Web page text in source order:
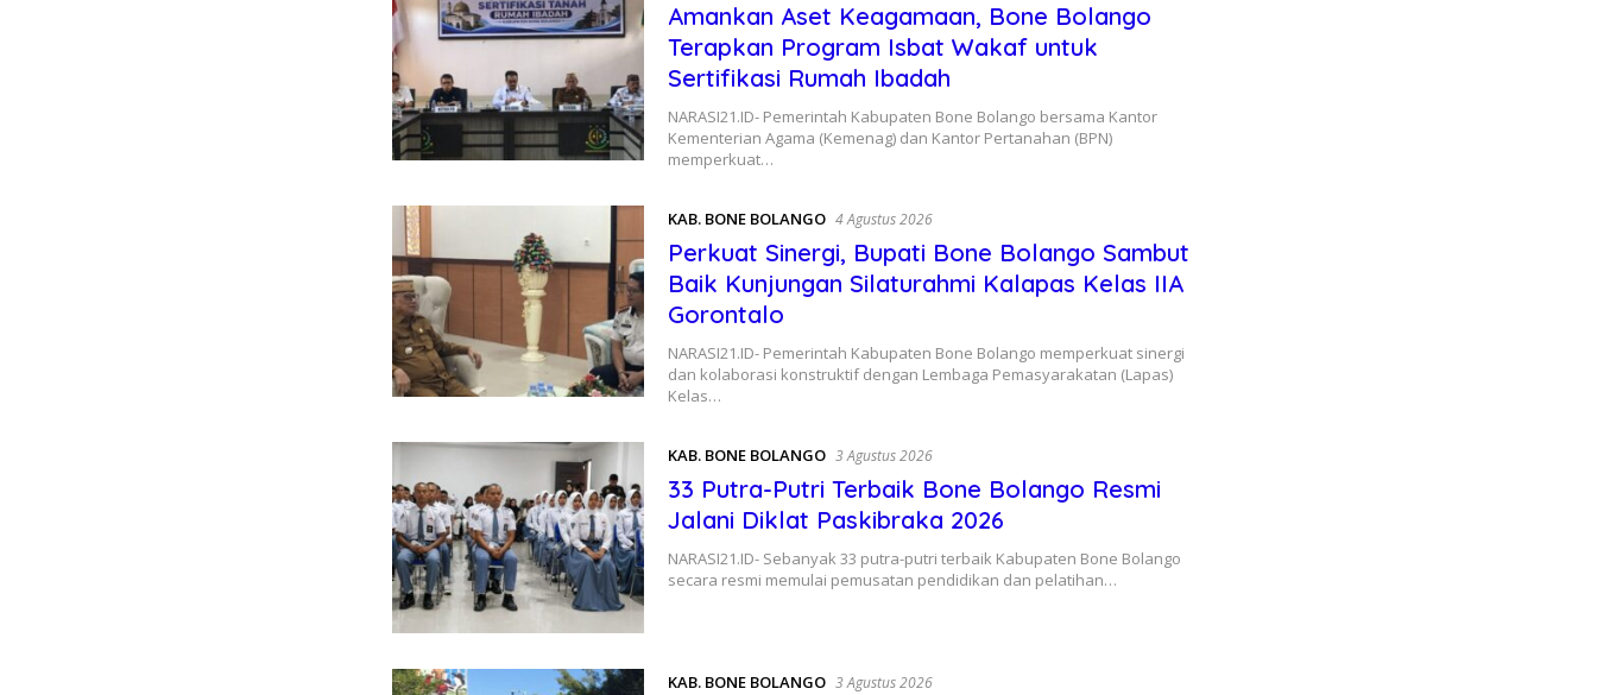
Amankan Aset Keagamaan, Bone Bolango
Terapkan Program Isbat Wakaf untuk
Sertifikasi Rumah Ibadah
NARASI21.ID- Pemerintah Kabupaten Bone Bolango bersama Kantor
Kementerian Agama (Kemenag) dan Kantor Pertanahan (BPN)
memperkuat…
KAB. BONE BOLANGO 4 Agustus 2026
Perkuat Sinergi, Bupati Bone Bolango Sambut
Baik Kunjungan Silaturahmi Kalapas Kelas IIA
Gorontalo
NARASI21.ID- Pemerintah Kabupaten Bone Bolango memperkuat sinergi
dan kolaborasi konstruktif dengan Lembaga Pemasyarakatan (Lapas)
Kelas…
KAB. BONE BOLANGO 3 Agustus 2026
33 Putra-Putri Terbaik Bone Bolango Resmi
Jalani Diklat Paskibraka 2026
​NARASI21.ID- Sebanyak 33 putra-putri terbaik Kabupaten Bone Bolango
secara resmi memulai pemusatan pendidikan dan pelatihan…
KAB. BONE BOLANGO 3 Agustus 2026